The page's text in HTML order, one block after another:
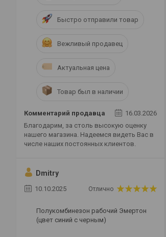
Быстро отправили товар
Вежливый продавец
Актуальная цена
Товар был в наличии
Комментарий продавца
16.03.2026
Благодарим, за столь высокую оценку
нашего магазина. Надеемся видеть Вас в
числе наших постоянных клиентов.
Dmitry
10.10.2025 Отлично
Полукомбинезон рабочий Эмертон
(цвет синий с черным)